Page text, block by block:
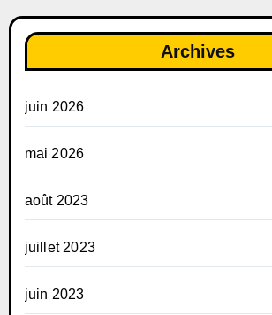
Archives
juin 2026
mai 2026
août 2023
juillet 2023
juin 2023